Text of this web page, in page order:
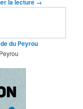
la lecture →
du Peyrou